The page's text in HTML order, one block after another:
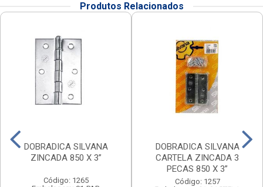
Produtos Relacionados
DOBRADICA SILVANA
ZINCADA 850 X 3”
Código: 1265
DOBRADICA SILVANA
CARTELA ZINCADA 3
PECAS 850 X 3”
Código: 1257